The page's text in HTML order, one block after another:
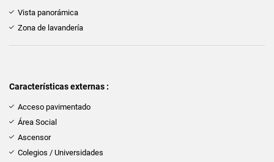
Vista panorámica
Zona de lavandería
Características externas :
Acceso pavimentado
Área Social
Ascensor
Colegios / Universidades